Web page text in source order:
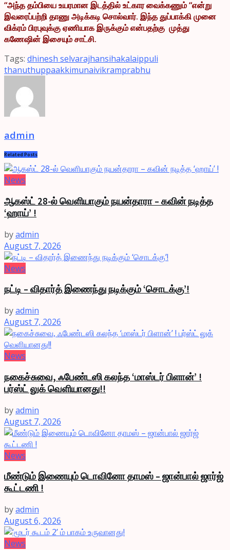
“அந்த தம்பியை உயரமான இடத்தில் உட்கார வைக்கணும் “என்று
இவரைப்பற்றி தாணு அடிக்கடி சொல்வார். இந்த துப்பாக்கி முனை
விக்ரம் பிரபுவுக்கு ஏணியாக இருக்கும் என்பதற்கு முத்து
கணேஷின் இசையும் சாட்சி.
Tags: dhinesh selvarajhansihakalaippuli
thanuthuppaakkimunaivikramprabhu
admin
Related Posts
News
ஆகஸ்ட் 28-ல் வெளியாகும் நயன்தாரா – கவின் நடித்த
‘ஹாய்’ !
byadmin
August 7, 2026
News
நட்டி – விதார்த் இணைந்து நடிக்கும் ‘சொடக்கு’!
byadmin
August 7, 2026
News
நகைச்சுவை, ஃபேண்டஸி கலந்த ‘மாஸ்டர் பிளான்’ !
பர்ஸ்ட் லுக் வெளியானது!!
byadmin
August 7, 2026
News
மீண்டும் இணையும் டொவினோ தாமஸ் – ஜான்பால் ஜார்ஜ்
கூட்டணி !
byadmin
August 6, 2026
News